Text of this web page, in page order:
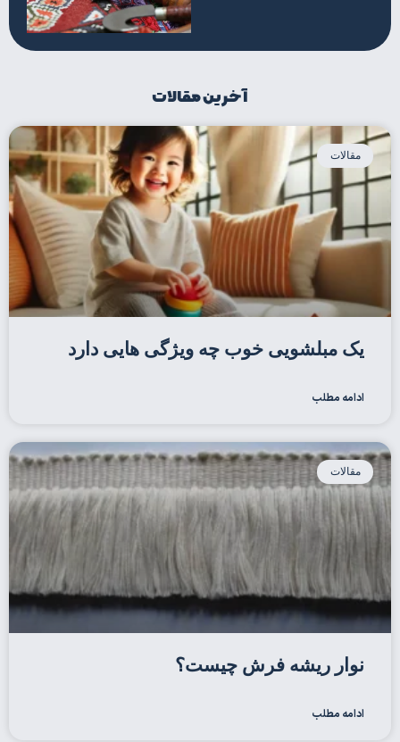
آخرین مقالات
مقالات
یک مبلشویی خوب چه ویژگی هایی دارد
ادامه مطلب
مقالات
نوار ریشه فرش چیست؟
ادامه مطلب